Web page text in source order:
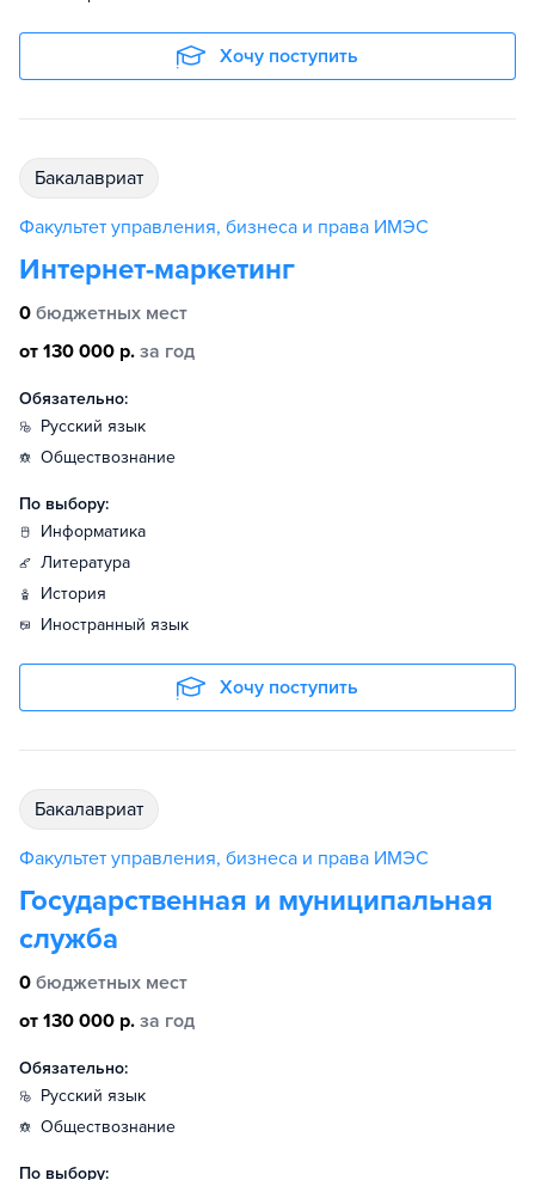
Хочу поступить
бакалавриат
Факультет управления, бизнеса и права ИМЭС
Интернет-маркетинг
0 бюджетных мест
от 130 000 р. за год
Обязательно:
русский язык
обществознание
По выбору:
информатика
литература
история
иностранный язык
Хочу поступить
бакалавриат
Факультет управления, бизнеса и права ИМЭС
Государственная и муниципальная
служба
0 бюджетных мест
от 130 000 р. за год
Обязательно:
русский язык
обществознание
По выбору: